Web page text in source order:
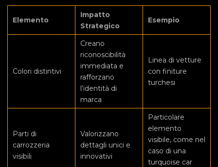
Elemento
Impatto
Strategico
Esempio
Colori distintivi
Creano
riconoscibilità
immediata e
rafforzano
l’identità di
marca
Linea di vetture
con finiture
turchesi
Parti di
carrozzeria
visibili
Valorizzano
dettagli unici e
innovativi
Particolare
elemento
visibile, come nel
caso di una
turquoise car